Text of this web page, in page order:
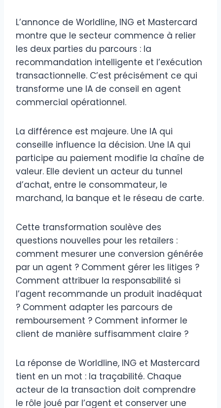
L’annonce de Worldline, ING et Mastercard
montre que le secteur commence à relier
les deux parties du parcours : la
recommandation intelligente et l’exécution
transactionnelle. C’est précisément ce qui
transforme une IA de conseil en agent
commercial opérationnel.
La différence est majeure. Une IA qui
conseille influence la décision. Une IA qui
participe au paiement modifie la chaîne de
valeur. Elle devient un acteur du tunnel
d’achat, entre le consommateur, le
marchand, la banque et le réseau de carte.
Cette transformation soulève des
questions nouvelles pour les retailers :
comment mesurer une conversion générée
par un agent ? Comment gérer les litiges ?
Comment attribuer la responsabilité si
l’agent recommande un produit inadéquat
? Comment adapter les parcours de
remboursement ? Comment informer le
client de manière suffisamment claire ?
La réponse de Worldline, ING et Mastercard
tient en un mot : la traçabilité. Chaque
acteur de la transaction doit comprendre
le rôle joué par l’agent et conserver une